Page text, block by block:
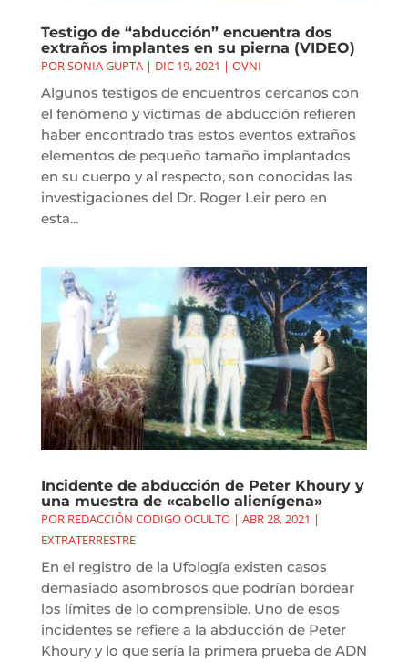
Testigo de “abducción” encuentra dos
extraños implantes en su pierna (VIDEO)
PORSONIA GUPTA| DIC 19, 2021 | OVNI
Algunos testigos de encuentros cercanos con
el fenómeno y víctimas de abducción refieren
haber encontrado tras estos eventos extraños
elementos de pequeño tamaño implantados
en su cuerpo y al respecto, son conocidas las
investigaciones del Dr. Roger Leir pero en
esta...
Incidente de abducción de Peter Khoury y
una muestra de «cabello alienígena»
POR REDACCIÓN CODIGO OCULTO| ABR 28, 2021 |
EXTRATERRESTRE
En el registro de la Ufología existen casos
demasiado asombrosos que podrían bordear
los límites de lo comprensible. Uno de esos
incidentes se refiere a la abducción de Peter
Khoury y lo que sería la primera prueba de ADN